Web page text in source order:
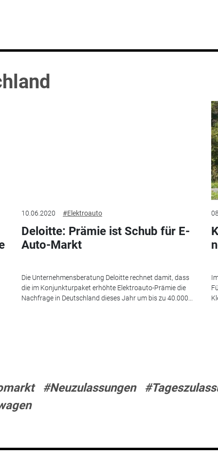
10.06.2020 #Elektroauto
Deloitte: Prämie ist Schub für E-
Auto-Markt
Die Unternehmensberatung Deloitte rechnet damit, dass
die im Konjunkturpaket erhöhte Elektroauto-Prämie die
Nachfrage in Deutschland dieses Jahr um bis zu 40.000...
#Neuzulassungen